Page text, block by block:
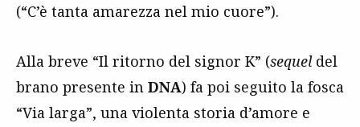
(“C’è tanta amarezza nel mio cuore”).
Alla breve “Il ritorno del signor K” (sequeldel
brano presente in DNA) fa poi seguito la fosca
“Via larga”, una violenta storia d’amore e